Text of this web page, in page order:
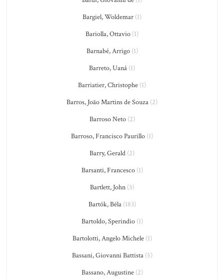
Bargiel, Woldemar (1)
Bariolla, Ottavio (1)
Barnabé, Arrigo(1)
Barreto, Uaná (1)
Barriatier, Christophe (1)
Barros, João Martins de Souza (2)
Barroso Neto(2)
Barroso, Francisco Paurillo (1)
Barry, Gerald (2)
Barsanti, Francesco(1)
Bartlett, John (3)
Bartók, Béla(183)
Bartoldo, Sperindio(1)
Bartolotti, Angelo Michele(1)
Bassani, Giovanni Battista(5)
Bassano, Augustine(2)